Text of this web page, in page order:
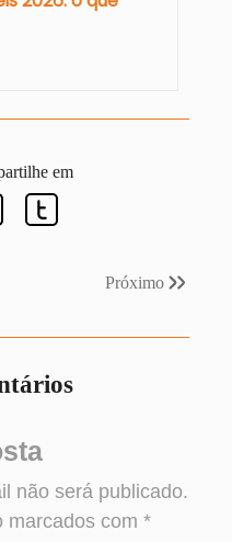
em
Próximo
não será publicado.
marcados com*